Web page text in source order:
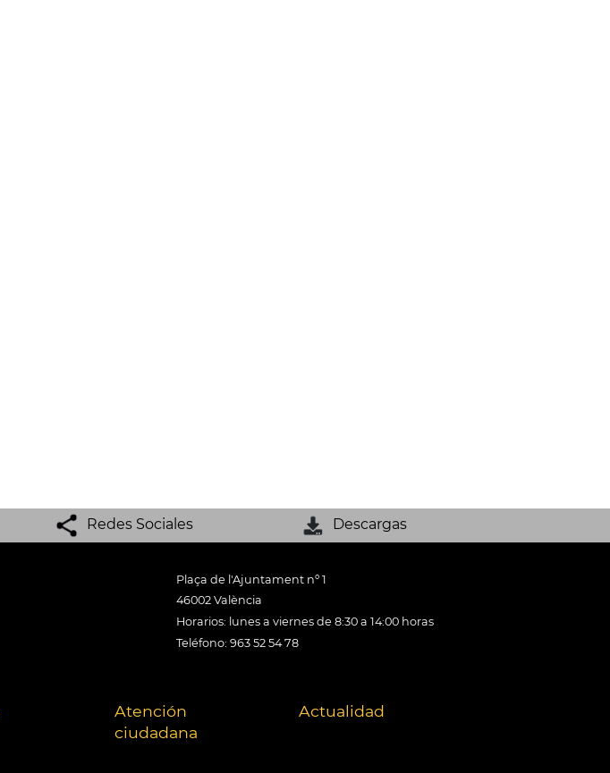
Redes Sociales Descargas
Plaça de l'Ajuntament nº 1
46002 València
Horarios: lunes a viernes de 8:30 a 14:00 horas
Teléfono: 963 52 54 78
Atención
ciudadana
Actualidad